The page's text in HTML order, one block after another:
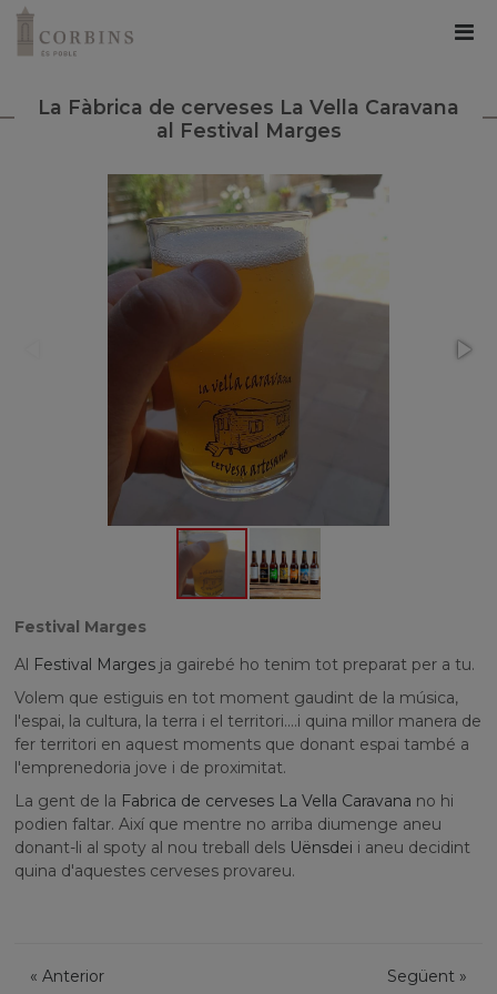
La Fàbrica de cerveses La Vella Caravana
al Festival Marges
Festival Marges
Al Festival Marges ja gairebé ho tenim tot preparat per a tu.
Volem que estiguis en tot moment gaudint de la música,
l'espai, la cultura, la terra i el territori....i quina millor manera de
fer territori en aquest moments que donant espai també a
l'emprenedoria jove i de proximitat.
La gent de la Fabrica de cerveses La Vella Caravana no hi
podien faltar. Així que mentre no arriba diumenge aneu
donant-li al spoty al nou treball dels Uënsdei i aneu decidint
quina d'aquestes cerveses provareu.
«Anterior Següent »